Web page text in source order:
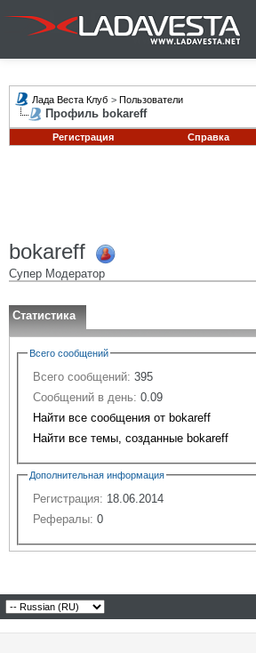
Лада Веста Клуб > Пользователи
Профиль bokareff
Регистрация Справка
bokareff
Супер Модератор
Статистика
Всего сообщений
Всего сообщений: 395
Сообщений в день: 0.09
Найти все сообщения от bokareff
Найти все темы, созданные bokareff
Дополнительная информация
Регистрация: 18.06.2014
Рефералы: 0